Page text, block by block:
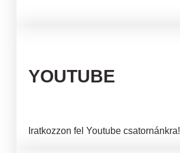
YOUTUBE
Iratkozzon fel Youtube csatornánkra!